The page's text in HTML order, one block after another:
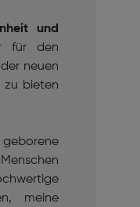
und
für den
neuen
zu bieten
geborene
meine